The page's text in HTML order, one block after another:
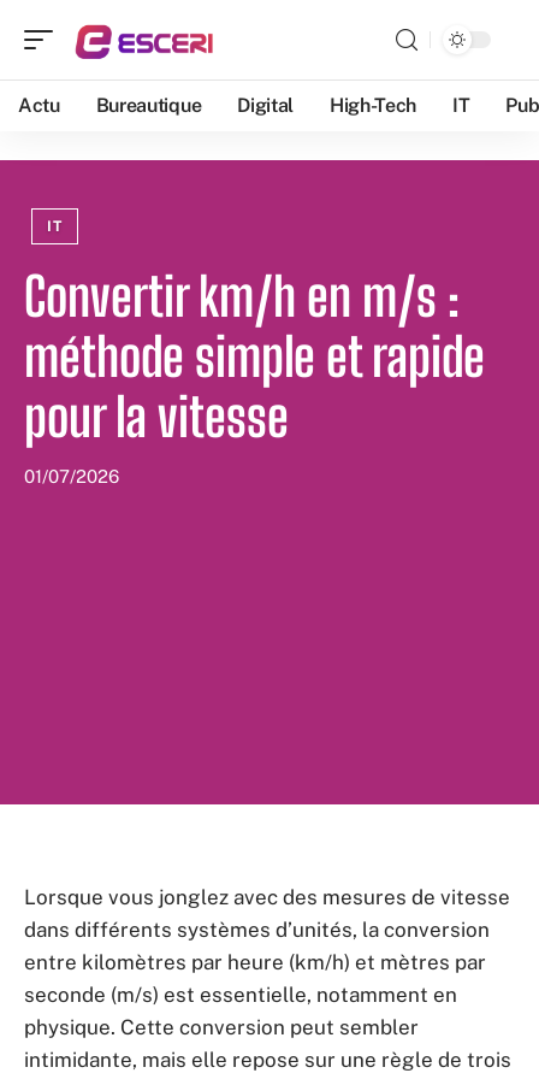
Actu Bureautique Digital High-Tech IT
IT
Convertir km/h en m/s :
méthode simple et rapide
pour la vitesse
01/07/2026
Lorsque vous jonglez avec des mesures de vitesse
dans différents systèmes d’unités, la conversion
entre kilomètres par heure (km/h) et mètres par
seconde (m/s) est essentielle, notamment en
physique. Cette conversion peut sembler
intimidante, mais elle repose sur une règle de trois